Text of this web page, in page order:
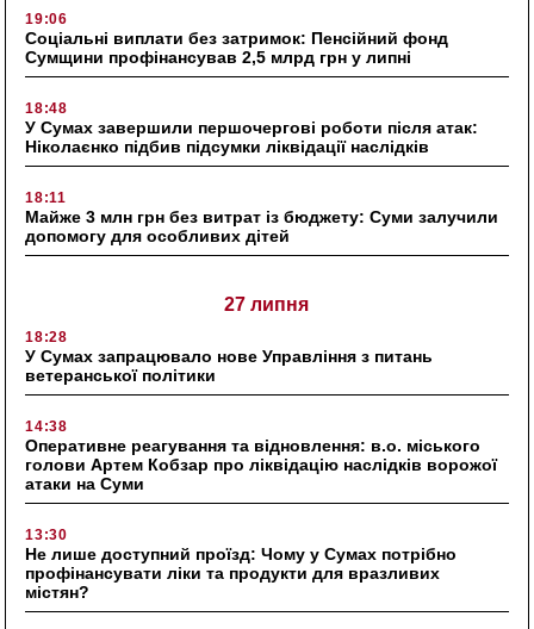
19:06
Соціальні виплати без затримок: Пенсійний фонд
Сумщини профінансував 2,5 млрд грн у липні
18:48
У Сумах завершили першочергові роботи після атак:
Ніколаєнко підбив підсумки ліквідації наслідків
18:11
Майже 3 млн грн без витрат із бюджету: Суми залучили
допомогу для особливих дітей
27 липня
18:28
У Сумах запрацювало нове Управління з питань
ветеранської політики
14:38
Оперативне реагування та відновлення: в.о. міського
голови Артем Кобзар про ліквідацію наслідків ворожої
атаки на Суми
13:30
Не лише доступний проїзд: Чому у Сумах потрібно
профінансувати ліки та продукти для вразливих
містян?